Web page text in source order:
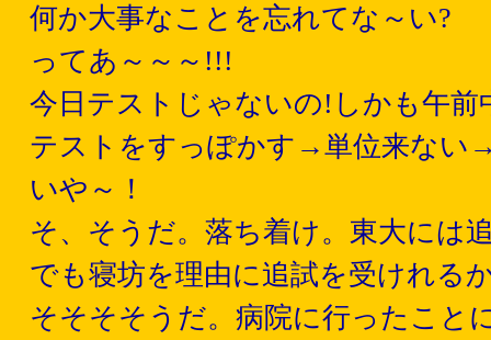
何か大事なことを忘れてな～い?
ってあ～～～!!!
今日テストじゃないの!しかも午前
テストをすっぽかす→単位来な
いや～！
そ、そうだ。落ち着け。東大には
でも寝坊を理由に追試を受けれる
そそそそうだ。病院に行ったこ